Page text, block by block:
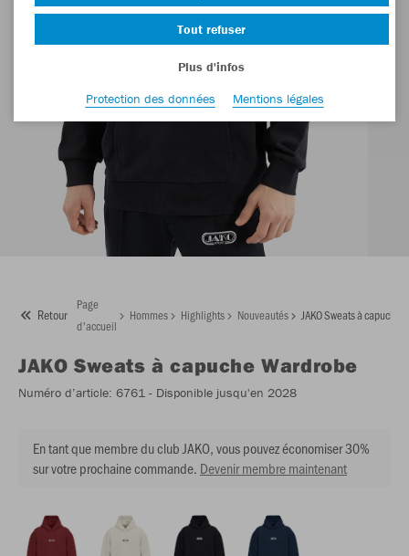
Retour
Page
d'accueil
Hommes Highlights Nouveautés JAKO Sweats à capuche
JAKO Sweats à capuche Wardrobe
Numéro d’article: 6761 - Disponible jusqu'en 2028
En tant que membre du club JAKO, vous pouvez économiser 30%
sur votre prochaine commande. Devenir membre maintenant
Tout refuser
Plus d'infos
Protection des données
Mentions légales